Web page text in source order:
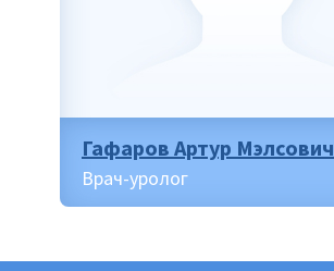
Гафаров Артур Мэлсович
Врач-уролог